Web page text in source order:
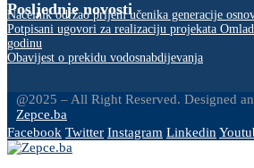
Posljednje novosti
Načelnik održao prijem učenika generacije
Potpisani ugovori za realizaciju projekata
godinu
Obavijest o prekidu vodosnabdijevanja
@2025 – All Right Reserved. Designed
Zepce.ba
Facebook Twitter Instagram Linkedin